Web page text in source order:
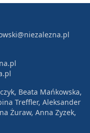
Beata Mańkowska,
Treffler, Aleksander
Żuraw, Anna Zyzek,